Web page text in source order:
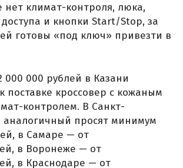
нет климат-контроля, люка,
и кнопки Start/Stop, за
готовы «под ключ» привезти в
000 000 рублей в Казани
поставке кроссовер с кожаным
контролем. В Санкт-
аналогичный просят минимум
в Самаре — от
в Воронеже — от
в Краснодаре — от